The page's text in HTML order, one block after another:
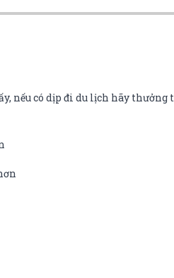
nếu có dịp đi du lịch hãy